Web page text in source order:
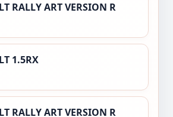
RALLY ART VERSION R
1.5RX
RALLY ART VERSION R